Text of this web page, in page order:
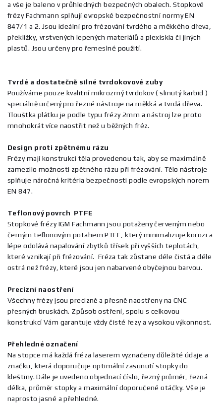
a vše je baleno v průhledných bezpečných obalech. Stopkové
frézy Fachmann splňují evropské bezpečnostní normy EN
847/1 a 2. Jsou ideální pro frézování tvrdého a měkkého dřeva,
překližky, vrstvených lepených materiálů a plexiskla či jiných
plastů. Jsou určeny pro řemeslné použití.
Tvrdé a dostatečně silné tvrdokovové zuby
Používáme pouze kvalitní mikrozrný tvrdokov ( slinutý karbid )
speciálně určený pro řezné nástroje na měkká a tvrdá dřeva.
Tlouštka plátku je podle typu frézy 2mm a nástroj lze proto
mnohokrát více naostřit než u běžných fréz.
Design proti zpětnému rázu
Frézy mají konstrukci těla provedenou tak, aby se maximálně
zamezilo možnosti zpětného rázu při frézování. Tělo nástroje
splňuje náročná kritéria bezpečnosti podle evropských norem
EN 847.
Teflonový povrch PTFE
Stopkové frézy IGM Fachmann jsou potaženy červeným nebo
černým teflonovým potahem PTFE, který minimalizuje korozi a
lépe odolává napalování zbytků třísek při vyšších teplotách,
které vznikají při frézování. Fréza tak zůstane déle čistá a déle
ostrá než frézy, které jsou jen nabarvené obyčejnou barvou.
Precizní naostření
Všechny frézy jsou precizně a přesně naostřeny na CNC
přesných bruskách. Způsob ostření, spolu s celkovou
konstrukcí Vám garantuje vždy čisté řezy a vysokou výkonnost.
Přehledné označení
Na stopce má každá fréza laserem vyznačeny důležité údaje a
značku, která doporučuje optimální zasunutí stopky do
kleštiny. Dále je uvedeno objednací číslo, řezný průměr, řezná
délka, průměr stopky a maximální doporučené otáčky. Vše je
naprosto jasné a přehledné.